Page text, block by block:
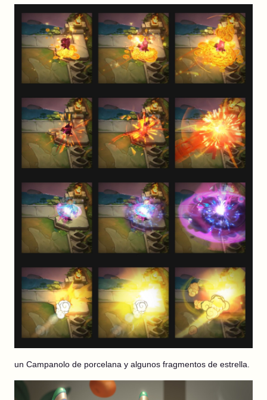
un Campanolo de porcelana y algunos fragmentos de estrella.